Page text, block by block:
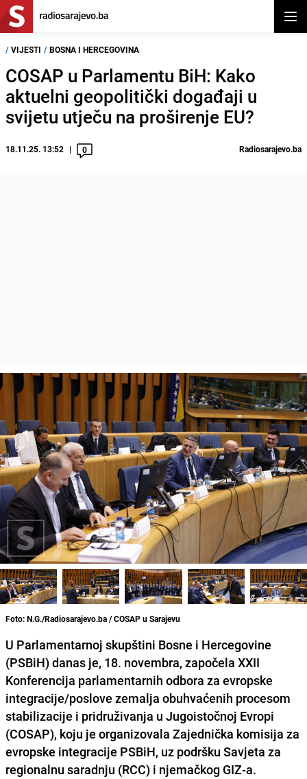
/ VIJESTI / BOSNA I HERCEGOVINA
COSAP u Parlamentu BiH: Kako
aktuelni geopolitički događaji u
svijetu utječu na proširenje EU?
18.11.25. 13:52 0 Radiosarajevo.ba
Foto: N.G./Radiosarajevo.ba / COSAP u Sarajevu
U Parlamentarnoj skupštini Bosne i Hercegovine
(PSBiH) danas je, 18. novembra, započela XXII
Konferencija parlamentarnih odbora za evropske
integracije/poslove zemalja obuhvaćenih procesom
stabilizacije i pridruživanja u Jugoistočnoj Evropi
(COSAP), koju je organizovala Zajednička komisija za
evropske integracije PSBiH, uz podršku Savjeta za
regionalnu saradnju (RCC) i njemačkog GIZ-a.